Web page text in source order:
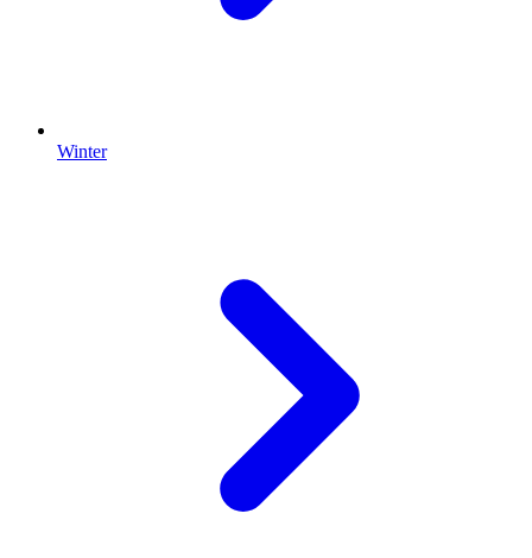
Winter